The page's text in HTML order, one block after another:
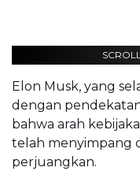
Elon Musk, yang
dengan
bahwa arah
telah menyimpang
perjuangkan.